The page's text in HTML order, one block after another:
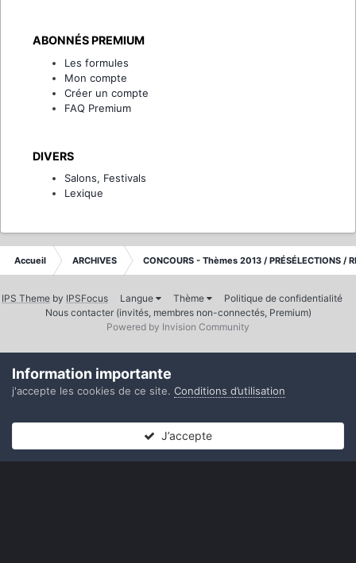
ABONNÉS PREMIUM
Les formules
Mon compte
Créer un compte
FAQ Premium
DIVERS
Salons, Festivals
Lexique
Accueil ARCHIVES CONCOURS - Thèmes 2013 / PRÉSÉLECTIONS /
IPS Theme by IPSFocus Langue Thème
Politique de confidentialité
Nous contacter (invités, membres non-connectés, Premium)
Powered by Invision Community
Information importante
j'accepte les cookies de ce site. Conditions d’utilisation
J’accepte